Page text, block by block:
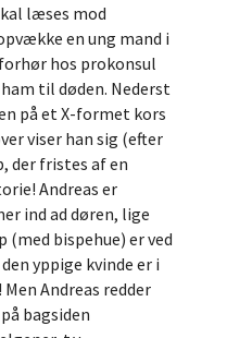
læses mod
en ung mand i
hos prokonsul
til døden. Nederst
på et X-formet kors
viser han sig (efter
der fristes af en
Andreas er
ind ad døren, lige
(med bispehue) er ved
yppige kvinde er i
Andreas redder
bagsiden